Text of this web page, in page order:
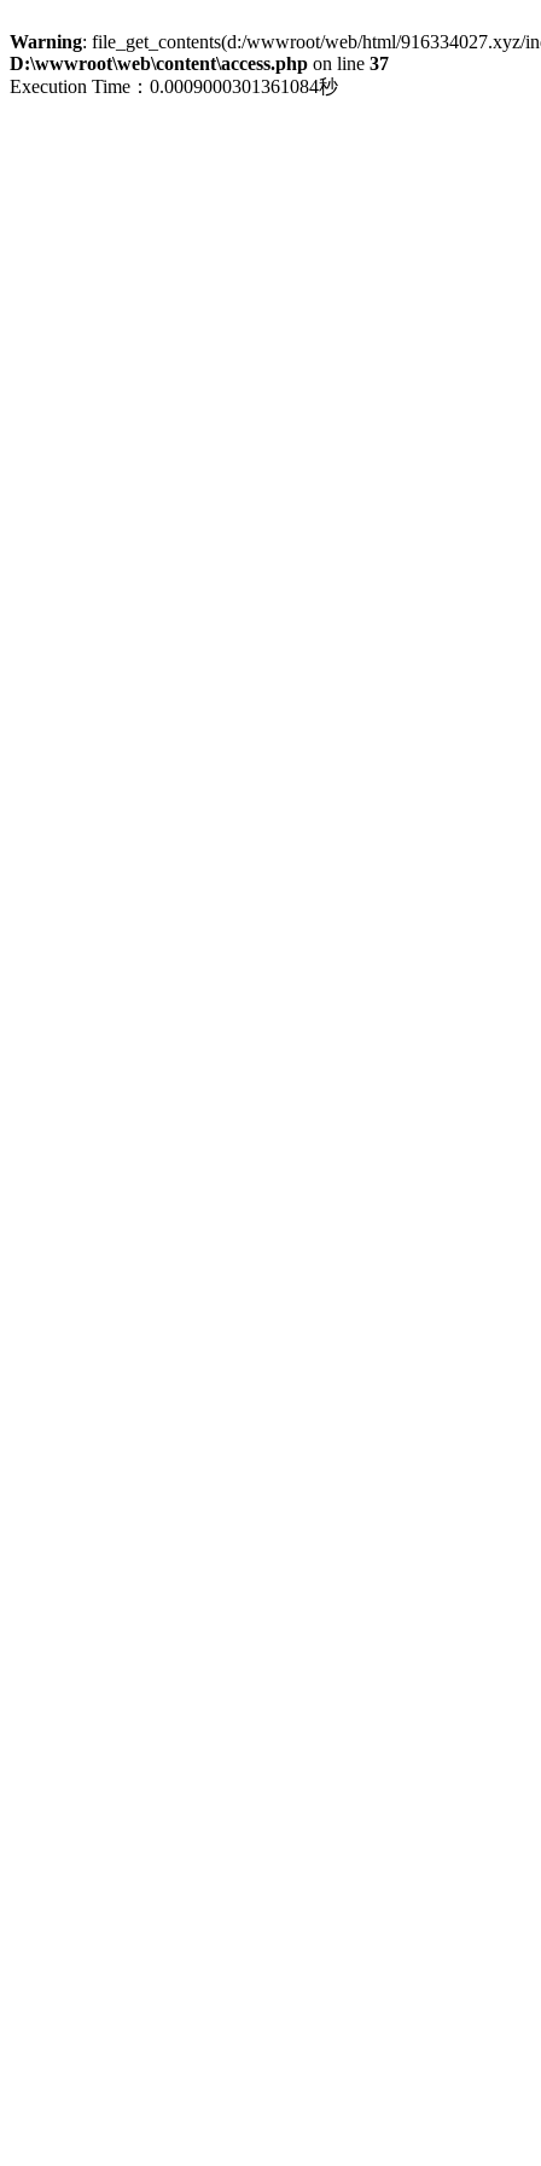
Warning: file_get_contents(d:/wwwroot/web/html/916334027.xyz/
D:\wwwroot\web\content\access.php on line 37
Execution Time：0.0009000301361084秒